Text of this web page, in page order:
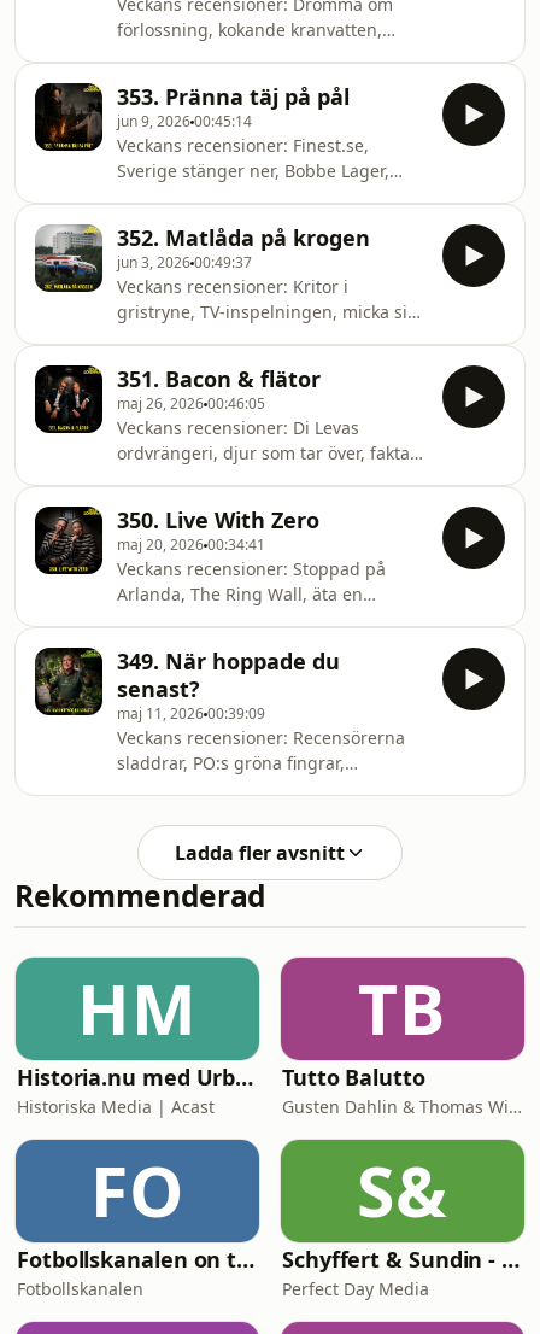
Fingers”, Hemglass, göteborgare och
The Happiness Lab.&nbsp;
förlossning, kokande kranvatten,
Zingo, Dogge &amp; Di Leva-nytt,
statytjuvar, säckpipa i skogen, att
värpa fram en tupp och valaffischer.
353. Pränna täj på pål
jun 9, 202600:45:14
Veckans recensioner: Finest.se,
Sverige stänger ner, Bobbe Lager,
Fabergé-ägget, Kina och Samir och
Viktors kortlivade pod.&nbsp;
352. Matlåda på krogen
jun 3, 202600:49:37
Veckans recensioner: Kritor i
gristryne, TV-inspelningen, micka sig
folkhälsan, matlåda på krogen, Bobbe
Lager och 2D-koder.&nbsp;
351. Bacon & flätor
maj 26, 202600:46:05
Veckans recensioner: Di Levas
ordvrängeri, djur som tar över, fakta
spanska matrester, spädbarn,
Norwegian och
”Skyddsrumsutmaningen”.
350. Live With Zero
maj 20, 202600:34:41
Veckans recensioner: Stoppad på
Arlanda, The Ring Wall, äta en
smaklösa hyllning, tätningslister, äta
folie, live with zero, ”Djurens Fel” och
dejtingapp.&nbsp;
349. När hoppade du
senast?
maj 11, 202600:39:09
Veckans recensioner: Recensörerna
sladdrar, PO:s gröna fingrar,
med bakpulver, när hoppade man
senast?, arbetslös i fängelset, Holger
Wästberg och äggtoddy.
Ladda fler avsnitt
Rekommenderad
HM
Historia.nu med Urban Lindstedt
Historiska Media | Acast
TB
Tutto Balutto
Gusten Dahlin & Thomas Wilbacher
FO
Fotbollskanalen on tour
Fotbollskanalen
S&
Schyffert & Sundin - Är det här nåt?
Perfect Day Media